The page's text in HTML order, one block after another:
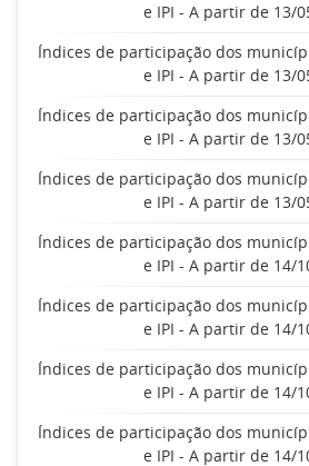
e IPI - A partir de 13/
Índices de participação dos
e IPI - A partir de 13/
Índices de participação dos
e IPI - A partir de 13/
Índices de participação dos
e IPI - A partir de 13/
Índices de participação dos
e IPI - A partir de 14/
Índices de participação dos
e IPI - A partir de 14/
Índices de participação dos
e IPI - A partir de 14/
Índices de participação dos
e IPI - A partir de 14/